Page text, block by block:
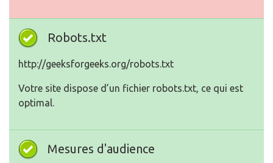
Robots.txt
http://geeksforgeeks.org/robots.txt
Votre site dispose d’un fichier robots.txt, ce qui est
optimal.
Mesures d'audience